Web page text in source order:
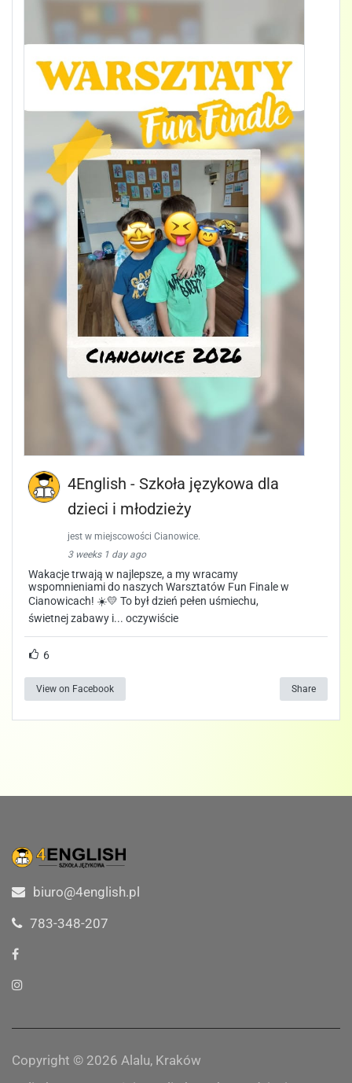
4English - Szkoła językowa dla
dzieci i młodzieży
jest w miejscowości Cianowice.
3 weeks 1 day ago
Wakacje trwają w najlepsze, a my wracamy
wspomnieniami do naszych Warsztatów Fun Finale w
Cianowicach! ☀️💛 To był dzień pełen uśmiechu,
świetnej zabawy i... oczywiście
6
View on Facebook Share
biuro@4english.pl
783-348-207
Copyright © 2026 Alalu, Kraków